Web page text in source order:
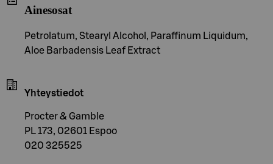
Ainesosat
Petrolatum, Stearyl Alcohol, Paraffinum Liquidum,
Aloe Barbadensis Leaf Extract
Yhteystiedot
Procter & Gamble
PL 173, 02601 Espoo
020 325525